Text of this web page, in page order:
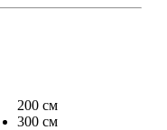
200 см
300 см